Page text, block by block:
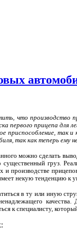
что производство
первого прицепа для
приспособление,
так как теперь ему
можно сделать
существенный груз.
и производстве
некую тенденцию к
в ту или иную
к специалисту,